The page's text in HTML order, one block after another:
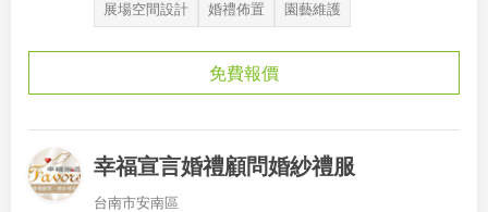
展場空間設計 婚禮佈置 園藝維護
免費報價
幸福宣言婚禮顧問婚紗禮服
台南市安南區